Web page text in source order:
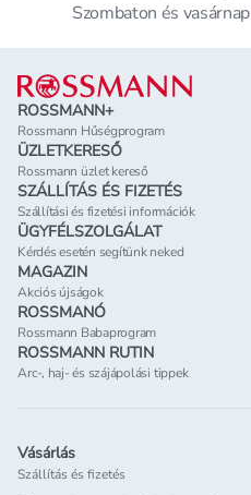
Szombaton és vasárnap
Lábléc
ROSSMANN+
Rossmann Hűségprogram
ÜZLETKERESŐ
Rossmann üzlet kereső
SZÁLLÍTÁS ÉS FIZETÉS
Szállítási és fizetési információk
ÜGYFÉLSZOLGÁLAT
Kérdés esetén segítünk neked
MAGAZIN
Akciós újságok
ROSSMANÓ
Rossmann Babaprogram
ROSSMANN RUTIN
Arc-, haj- és szájápolási tippek
Vásárlás
Szállítás és fizetés